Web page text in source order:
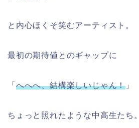
と内心ほくそ笑むアーティスト。
最初の期待値とのギャップに
「 へへへ、結構楽しいじゃん！ 」
ちょっと照れたような中高生たち。